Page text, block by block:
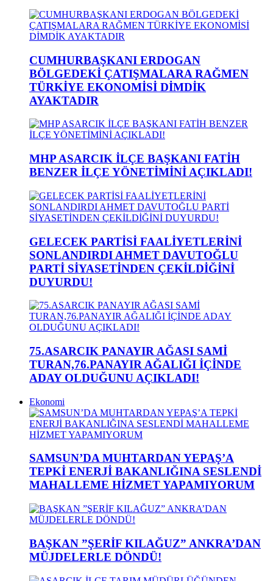
CUMHURBAŞKANI ERDOGAN
BÖLGEDEKİ ÇATIŞMALARA RAĞMEN
TÜRKİYE EKONOMİSİ DİMDİK
AYAKTADIR
MHP ASARCIK İLÇE BAŞKANI FATİH
BENZER İLÇE YÖNETİMİNİ AÇIKLADI!
GELECEK PARTİSİ FAALİYETLERİNİ
SONLANDIRDI AHMET DAVUTOĞLU
PARTİ SİYASETİNDEN ÇEKİLDİĞİNİ
DUYURDU!
75.ASARCIK PANAYIR AĞASI SAMİ
TURAN,76.PANAYIR AĞALIĞI İÇİNDE
ADAY OLDUĞUNU AÇIKLADI!
Ekonomi
SAMSUN’DA MUHTARDAN YEPAŞ’A
TEPKİ ENERJİ BAKANLIĞINA SESLENDİ
MAHALLEME HİZMET YAPAMIYORUM
BAŞKAN ”ŞERİF KILAĞUZ” ANKRA’DAN
MÜJDELERLE DÖNDÜ!